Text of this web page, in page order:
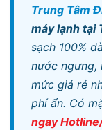
Trung Tâm
máy lạnh tại
sạch 100%
nước ngưng,
mức giá rẻ
phí ẩn. Có
ngay